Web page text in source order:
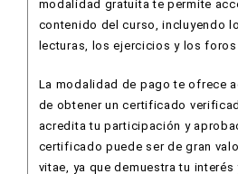
modalidad gratuita te permite
contenido del curso, incluyendo
lecturas, los ejercicios y los foros
La modalidad de pago te ofrece
de obtener un certificado
acredita tu participación y
certificado puede ser de gran
vitae, ya que demuestra tu interés